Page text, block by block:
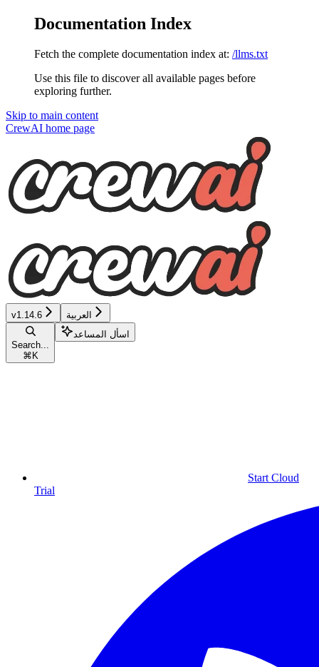
Documentation Index
Fetch the complete documentation index at: /llms.txt
Use this file to discover all available pages before
exploring further.
Skip to main content
CrewAI home page
v1.14.6 العربية
Search...
⌘ K
اسأل المساعد
Start Cloud
Trial